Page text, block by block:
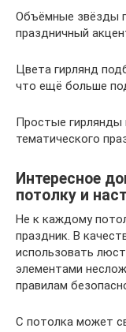
Объёмные звёзды
праздничный
Цвета гирлянд
что ещё больше
Простые гирлянды
тематического
Интересное
потолку и
Не к каждому
праздник. В
использовать
элементами
правилам
С потолка может